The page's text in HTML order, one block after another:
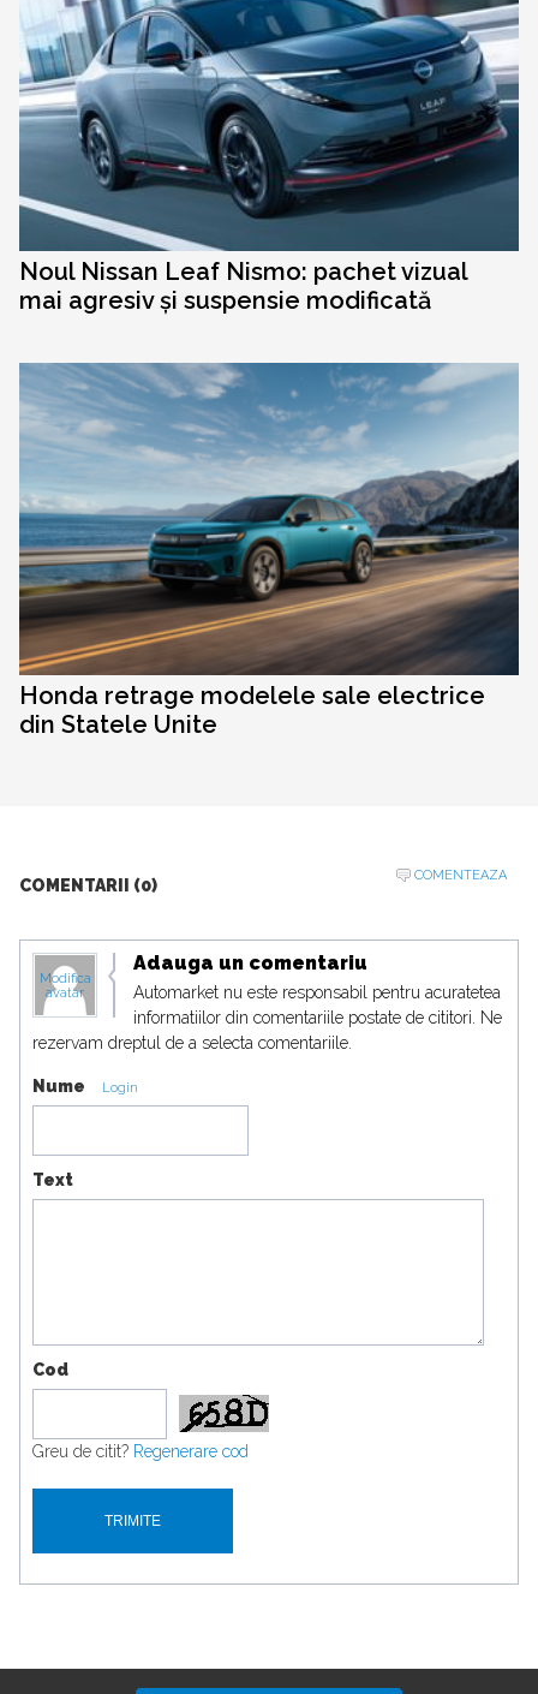
Noul Nissan Leaf Nismo: pachet vizual
mai agresiv și suspensie modificată
Honda retrage modelele sale electrice
din Statele Unite
COMENTARII (0)
COMENTEAZA
Modifica
avatar
Adauga un comentariu
Automarket nu este responsabil pentru acuratetea
informatiilor din comentariile postate de cititori. Ne
rezervam dreptul de a selecta comentariile.
Nume Login
Text
Cod
Greu de citit? Regenerare cod